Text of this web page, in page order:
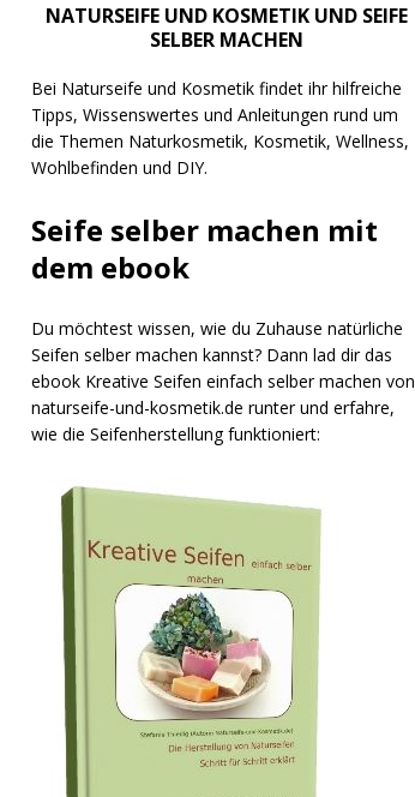
NATURSEIFE UND KOSMETIK UND SEIFE
SELBER MACHEN
Bei Naturseife und Kosmetik findet ihr hilfreiche
Tipps, Wissenswertes und Anleitungen rund um
die Themen Naturkosmetik, Kosmetik, Wellness,
Wohlbefinden und DIY.
Seife selber machen mit
dem ebook
Du möchtest wissen, wie du Zuhause natürliche
Seifen selber machen kannst? Dann lad dir das
ebook Kreative Seifen einfach selber machen von
naturseife-und-kosmetik.de runter und erfahre,
wie die Seifenherstellung funktioniert: